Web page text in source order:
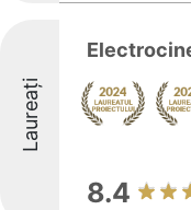
Laureați
8.4